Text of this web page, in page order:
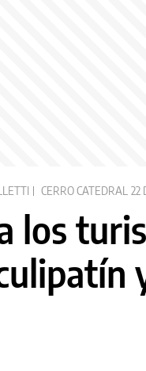
CERRO CATEDRAL 22
los